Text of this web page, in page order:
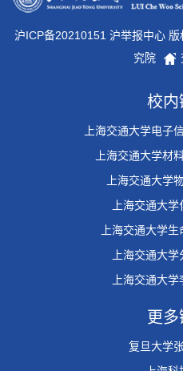
沪ICP备20210151 沪举报中心
究院
校内
上海交通大学电子
上海交通大学材
上海交通大学
上海交通大
上海交通大学
上海交通大
上海交通大
更
复旦大学